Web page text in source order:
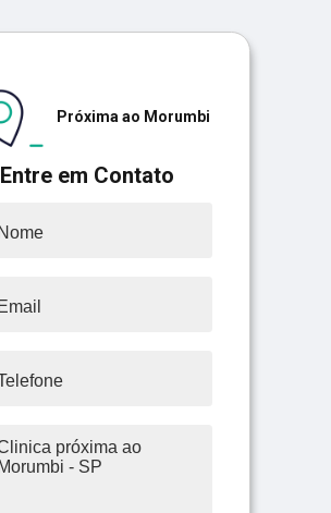
Entre em Contato
Próxima ao Morumbi